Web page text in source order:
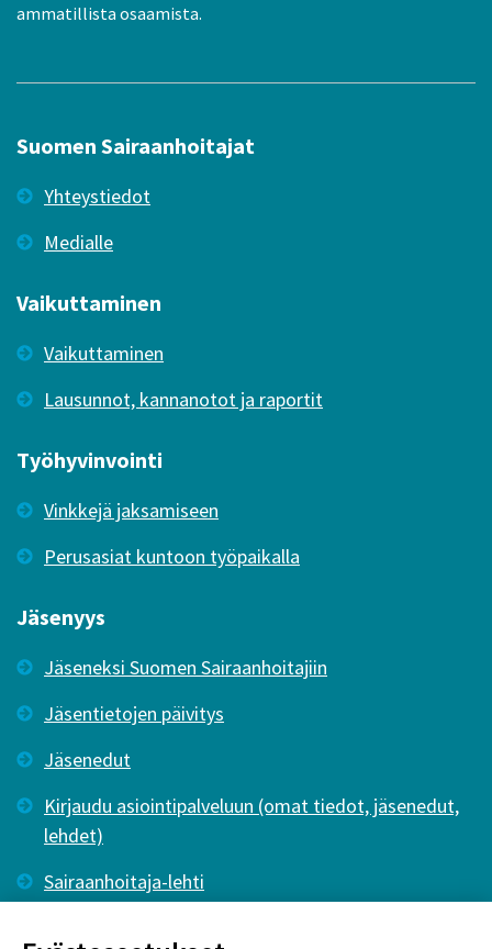
ammatillista osaamista.
Suomen Sairaanhoitajat
Yhteystiedot
Medialle
Vaikuttaminen
Vaikuttaminen
Lausunnot, kannanotot ja raportit
Työhyvinvointi
Vinkkejä jaksamiseen
Perusasiat kuntoon työpaikalla
Jäsenyys
Jäseneksi Suomen Sairaanhoitajiin
Jäsentietojen päivitys
Jäsenedut
Kirjaudu asiointipalveluun (omat tiedot, jäsenedut,
lehdet)
Sairaanhoitaja-lehti